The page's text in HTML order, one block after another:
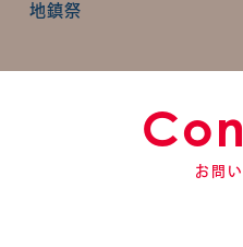
地鎮祭
お問